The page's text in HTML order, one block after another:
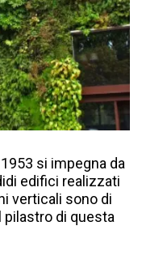
si impegna da
edifici realizzati
verticali sono di
di questa